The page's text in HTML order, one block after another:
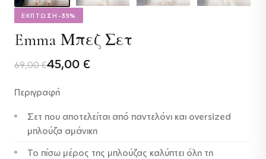
ΕΚΠΤΩΣΗ -35%
Emma Μπεζ Σετ
69,00€
Original
was:
69,00 €.
45,00 €
Η
τιμή
είναι:
45,00 €.
Περιγραφή
Σετ που αποτελείται από παντελόνι και oversized
μπλούζα αμάνικη
Το πίσω μέρος της μπλούζας καλύπτει όλη τη